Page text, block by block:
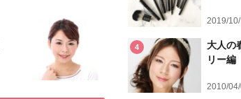
2019/
4
大人の
リー編
2010/